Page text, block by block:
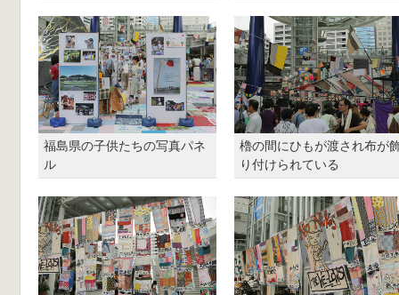
福島県の子供たちの写真パネ
ル
櫓の間にひもが渡され布が
り付けられている